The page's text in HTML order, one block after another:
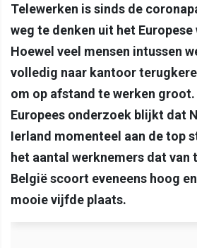
Telewerken is sinds de
weg te denken uit het
Hoewel veel mensen intussen
volledig naar kantoor
om op afstand te werken groot.
Europees onderzoek blijkt dat
Ierland momenteel aan de top
het aantal werknemers dat van
België scoort eveneens hoog
mooie vijfde plaats.